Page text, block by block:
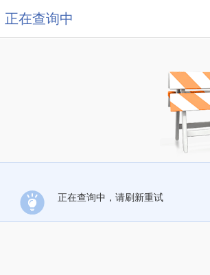
正在查询中
正在查询中，请刷新重试